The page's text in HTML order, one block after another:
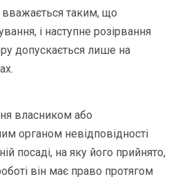
вважається таким, що
і наступне розірвання
допускається лише на
власником або
органом невідповідності
посаді, на яку його прийнято,
він має право протягом